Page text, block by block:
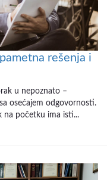
rešenja i
u nepoznato –
osećajem odgovornosti.
na početku ima isti...